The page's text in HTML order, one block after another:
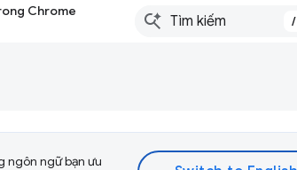
Chrome
/
ngôn ngữ bạn ưu